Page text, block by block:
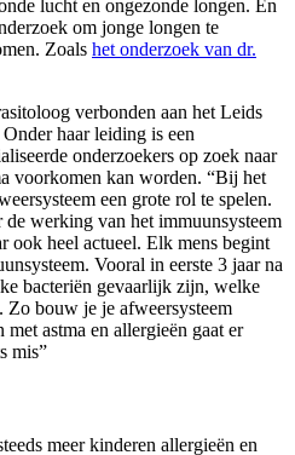
lucht en ongezonde longen. En
om jonge longen te
Zoals het onderzoek van dr.
verbonden aan het Leids
haar leiding is een
onderzoekers op zoek naar
voorkomen kan worden. “Bij het
een grote rol te spelen.
werking van het immuunsysteem
ook heel actueel. Elk mens begint
Vooral in eerste 3 jaar na
bacteriën gevaarlijk zijn, welke
bouw je je afweersysteem
astma en allergieën gaat er
mis”
meer kinderen allergieën en